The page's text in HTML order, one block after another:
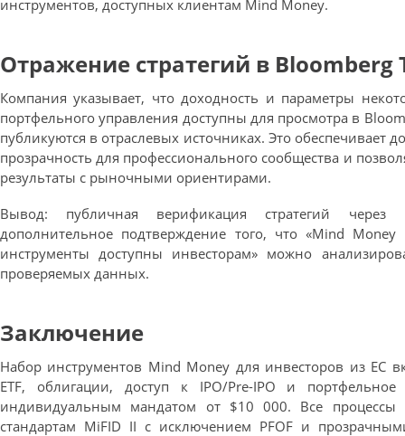
инструментов, доступных клиентам Mind Money.
Отражение стратегий в Bloomberg
Компания указывает, что доходность и параметры
портфельного управления доступны для просмотра в
публикуются в отраслевых источниках. Это обеспечивает
прозрачность для профессионального сообщества и
результаты с рыночными ориентирами.
Вывод: публичная верификация стратегий
дополнительное подтверждение того, что «Mind
инструменты доступны инвесторам» можно
проверяемых данных.
Заключение
Набор инструментов Mind Money для инвесторов из ЕС
ETF, облигации, доступ к IPO/Pre-IPO и
индивидуальным мандатом от $10 000. Все процессы
стандартам MiFID II с исключением PFOF и